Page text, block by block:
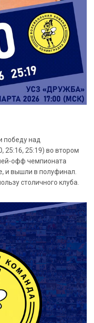
победу над
25:16, 25:19) во втором
офф чемпионата
и вышли в полуфинал.
столичного клуба.